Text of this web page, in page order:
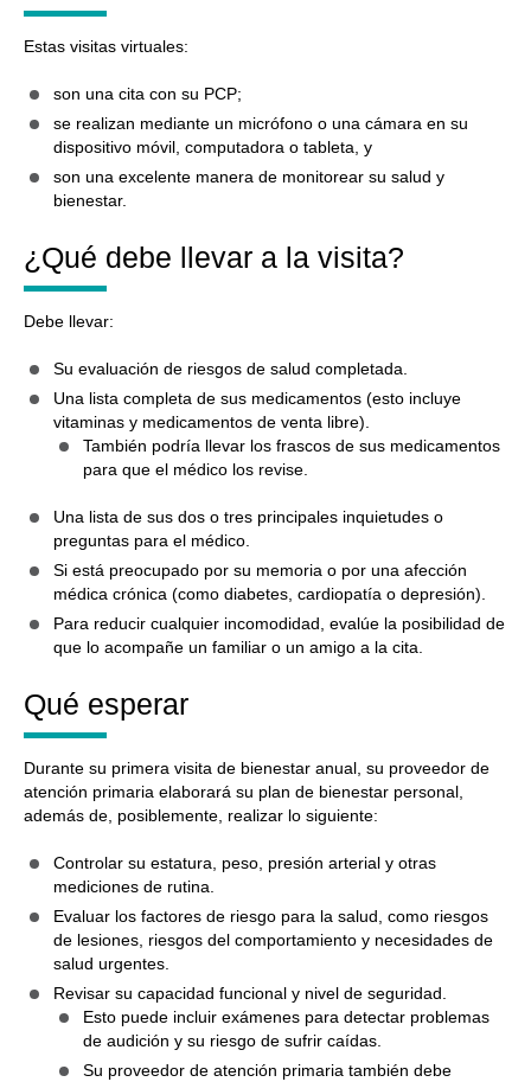
Estas visitas virtuales:
son una cita con su PCP;
se realizan mediante un micrófono o una cámara en su
dispositivo móvil, computadora o tableta, y
son una excelente manera de monitorear su salud y
bienestar.
¿Qué debe llevar a la visita?
Debe llevar:
Su evaluación de riesgos de salud completada.
Una lista completa de sus medicamentos (esto incluye
vitaminas y medicamentos de venta libre).
También podría llevar los frascos de sus medicamentos
para que el médico los revise.
Una lista de sus dos o tres principales inquietudes o
preguntas para el médico.
Si está preocupado por su memoria o por una afección
médica crónica (como diabetes, cardiopatía o depresión).
Para reducir cualquier incomodidad, evalúe la posibilidad de
que lo acompañe un familiar o un amigo a la cita.
Qué esperar
Durante su primera visita de bienestar anual, su proveedor de
atención primaria elaborará su plan de bienestar personal,
además de, posiblemente, realizar lo siguiente:
Controlar su estatura, peso, presión arterial y otras
mediciones de rutina.
Evaluar los factores de riesgo para la salud, como riesgos
de lesiones, riesgos del comportamiento y necesidades de
salud urgentes.
Revisar su capacidad funcional y nivel de seguridad.
Esto puede incluir exámenes para detectar problemas
de audición y su riesgo de sufrir caídas.
Su proveedor de atención primaria también debe